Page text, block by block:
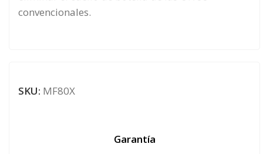
convencionales.
SKU: MF80X
Garantía